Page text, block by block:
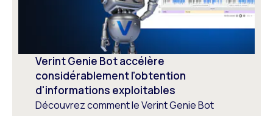
Verint Genie Bot accélère
considérablement l'obtention
d'informations exploitables
Découvrez comment le Verint Genie Bot